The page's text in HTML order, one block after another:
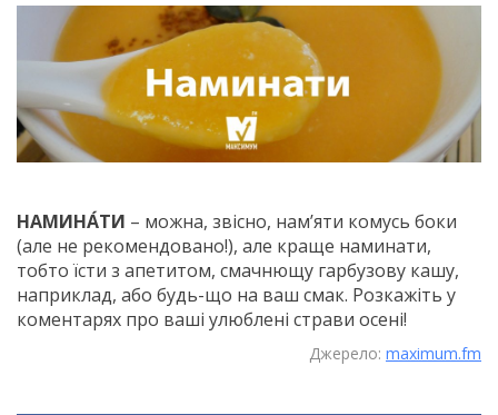
НАМИНА́ТИ – можна, звісно, нам’яти комусь боки
(але не рекомендовано!), але краще наминати,
тобто їсти з апетитом, смачнющу гарбузову кашу,
наприклад, або будь-що на ваш смак. Розкажіть у
коментарях про ваші улюблені страви осені!
Джерело: maximum.fm